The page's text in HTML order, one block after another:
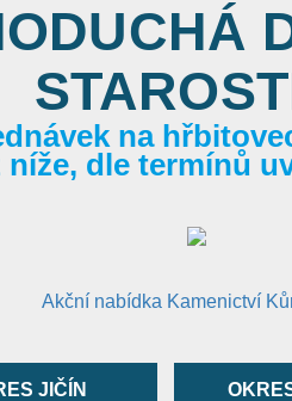
na
dle termínů
JIČÍN